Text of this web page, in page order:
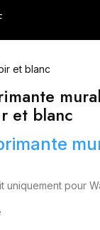
et blanc
et blanc
pour